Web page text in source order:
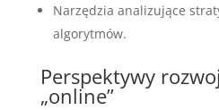
Narzędzia analizujące
algorytmów.
Perspektywy
„online”